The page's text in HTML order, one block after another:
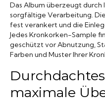
Das Album überzeugt durch
sorgfältige Verarbeitung.
fest verankert und die
Jedes Kronkorken-Sample
geschützt vor Abnutzung,
Farben und Muster Ihrer
maximale